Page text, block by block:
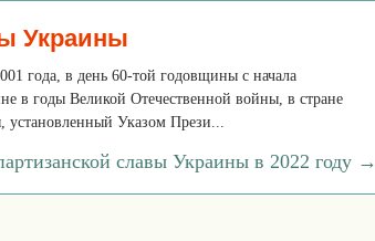
Украины
года, в день 60-той годовщины с начала
в годы Великой Отечественной войны, в стране
установленный Указом Прези...
славы Украины в 2022 году →